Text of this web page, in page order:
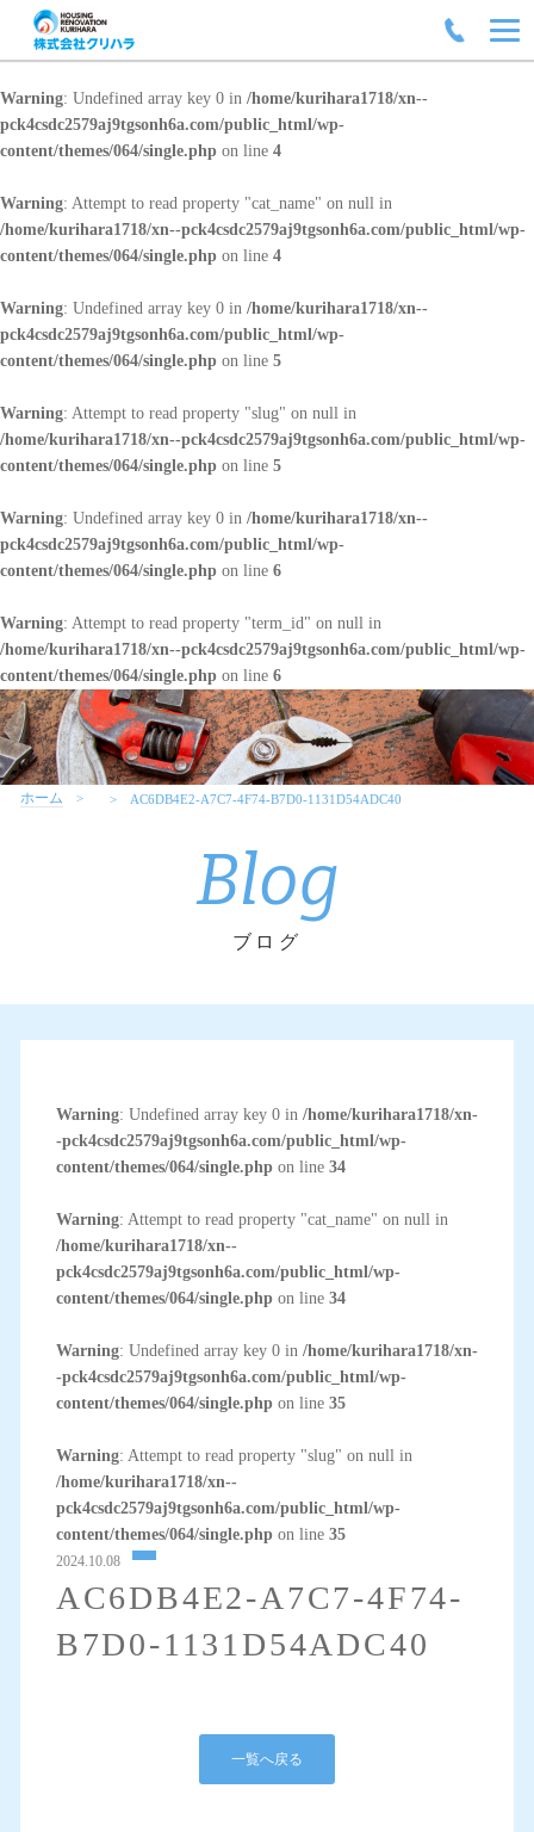
Warning: Undefined array key 0 in /home/kurihara1718/xn--
pck4csdc2579aj9tgsonh6a.com/public_html/wp-
content/themes/064/single.php on line 4
Warning: Attempt to read property "cat_name" on null in
/home/kurihara1718/xn--pck4csdc2579aj9tgsonh6a.com/public_html/wp-
content/themes/064/single.php on line 4
Warning: Undefined array key 0 in /home/kurihara1718/xn--
pck4csdc2579aj9tgsonh6a.com/public_html/wp-
content/themes/064/single.php on line 5
Warning: Attempt to read property "slug" on null in
/home/kurihara1718/xn--pck4csdc2579aj9tgsonh6a.com/public_html/wp-
content/themes/064/single.php on line 5
Warning: Undefined array key 0 in /home/kurihara1718/xn--
pck4csdc2579aj9tgsonh6a.com/public_html/wp-
content/themes/064/single.php on line 6
Warning: Attempt to read property "term_id" on null in
/home/kurihara1718/xn--pck4csdc2579aj9tgsonh6a.com/public_html/wp-
content/themes/064/single.php on line 6
ホーム AC6DB4E2-A7C7-4F74-B7D0-1131D54ADC40
Blog
ブログ
Warning: Undefined array key 0 in /home/kurihara1718/xn-
-pck4csdc2579aj9tgsonh6a.com/public_html/wp-
content/themes/064/single.phpon line 34
Warning: Attempt to read property "cat_name" on null in
/home/kurihara1718/xn--
pck4csdc2579aj9tgsonh6a.com/public_html/wp-
content/themes/064/single.phpon line 34
Warning: Undefined array key 0 in /home/kurihara1718/xn-
-pck4csdc2579aj9tgsonh6a.com/public_html/wp-
content/themes/064/single.phpon line 35
Warning: Attempt to read property "slug" on null in
/home/kurihara1718/xn--
pck4csdc2579aj9tgsonh6a.com/public_html/wp-
content/themes/064/single.phpon line 35
2024.10.08
AC6DB4E2-A7C7-4F74-
B7D0-1131D54ADC40
一覧へ戻る